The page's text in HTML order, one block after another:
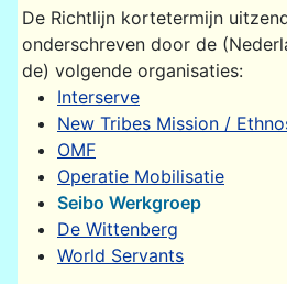
De Richtlijn kortetermijn
onderschreven door de
de) volgende organisaties:
Interserve
New Tribes Mission /
OMF
Operatie Mobilisatie
Seibo Werkgroep
De Wittenberg
World Servants